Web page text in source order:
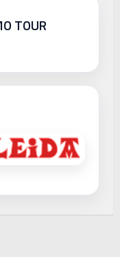
TOUR